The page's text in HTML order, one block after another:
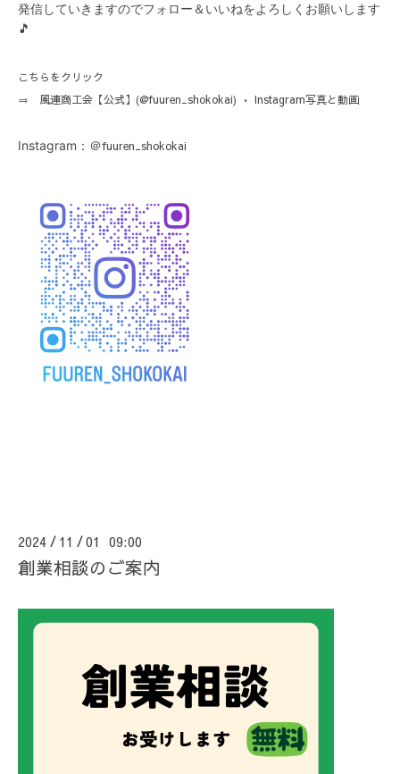
発信していきますのでフォロー＆いいねをよろしくお願いします
🎵
こちらをクリック
⇒ 風連商工会【公式】(@fuuren_shokokai) • Instagram写真と動画
Instagram：＠fuuren_shokokai
2024 / 11 /01 09:00
創業相談のご案内